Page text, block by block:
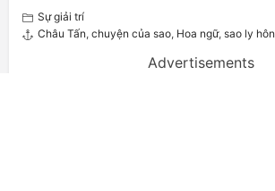
Sự giải trí
Châu Tấn, chuyện của sao, Hoa ngữ, sao ly hôn
Advertisements